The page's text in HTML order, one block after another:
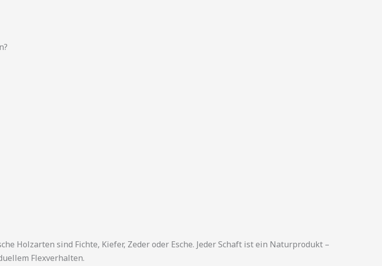
Holzarten sind Fichte, Kiefer, Zeder oder Esche. Jeder Schaft ist ein Naturprodukt –
Flexverhalten.